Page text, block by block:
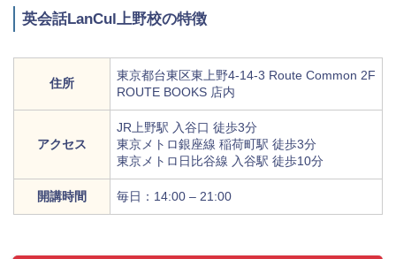
英会話LanCul上野校の特徴
住所
東京都台東区東上野4-14-3 Route Common 2F
ROUTE BOOKS 店内
アクセス
JR上野駅 入谷口 徒歩3分
東京メトロ銀座線 稲荷町駅 徒歩3分
東京メトロ日比谷線 入谷駅 徒歩10分
開講時間 毎日：14:00 – 21:00